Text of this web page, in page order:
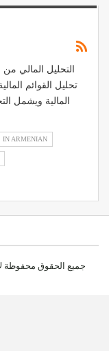
التحليل المالي من
تحليل القوائم
المالية ويشمل
IN ARMENIAN
جميع الحقوق محفوظة